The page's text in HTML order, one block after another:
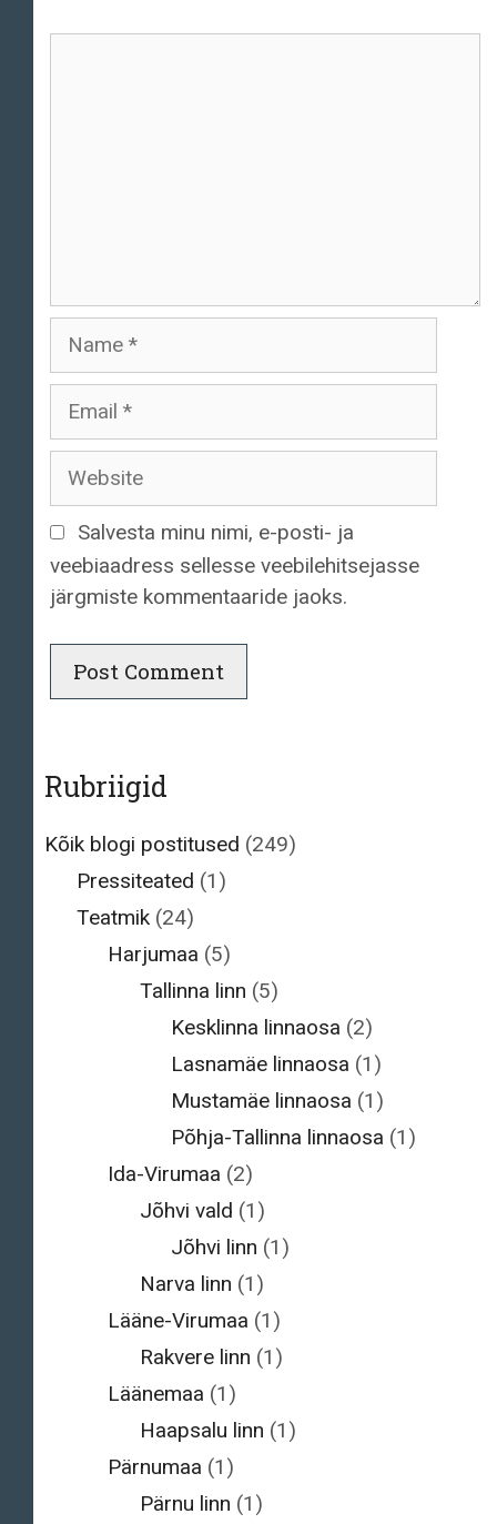
Name
Email
Website
Salvesta minu nimi, e-posti- ja
veebiaadress sellesse veebilehitsejasse
järgmiste kommentaaride jaoks.
Rubriigid
Kõik blogi postitused (249)
Pressiteated (1)
Teatmik(24)
Harjumaa (5)
Tallinna linn (5)
Kesklinna linnaosa (2)
Lasnamäe linnaosa (1)
Mustamäe linnaosa (1)
Põhja-Tallinna linnaosa (1)
Ida-Virumaa (2)
Jõhvi vald (1)
Jõhvi linn (1)
Narva linn (1)
Lääne-Virumaa (1)
Rakvere linn (1)
Läänemaa (1)
Haapsalu linn (1)
Pärnumaa (1)
Pärnu linn (1)